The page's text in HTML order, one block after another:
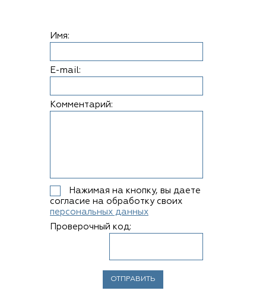
Имя:
E-mail:
Комментарий:
Нажимая на кнопку, вы даете
согласие на обработку своих
персональных данных
Проверочный код: